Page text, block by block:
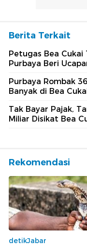
Berita Terkait
Petugas Bea
Purbaya Beri
Purbaya Rombak
Banyak di Bea
Tak Bayar Pajak,
Miliar Disikat Bea
Rekomendasi
detikJabar